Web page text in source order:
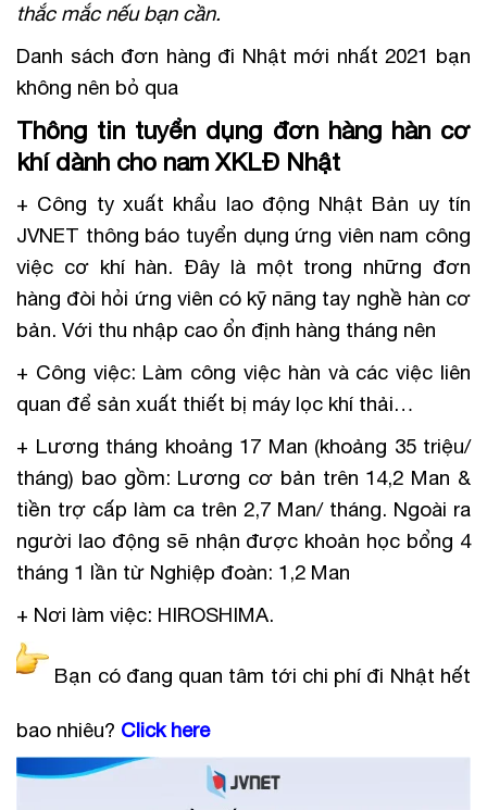
thắc mắc nếu bạn cần.
Danh sách đơn hàng đi Nhật mới nhất 2021 bạn
không nên bỏ qua
Thông tin tuyển dụng đơn hàng hàn cơ
khí dành cho nam XKLĐ Nhật
+ Công ty xuất khẩu lao động Nhật Bản uy tín
JVNET thông báo tuyển dụng ứng viên nam công
việc cơ khí hàn. Đây là một trong những đơn
hàng đòi hỏi ứng viên có kỹ năng tay nghề hàn cơ
bản. Với thu nhập cao ổn định hàng tháng nên
+ Công việc: Làm công việc hàn và các việc liên
quan để sản xuất thiết bị máy lọc khí thải…
+ Lương tháng khoảng 17 Man (khoảng 35 triệu/
tháng) bao gồm: Lương cơ bản trên 14,2 Man &
tiền trợ cấp làm ca trên 2,7 Man/ tháng. Ngoài ra
người lao động sẽ nhận được khoản học bổng 4
tháng 1 lần từ Nghiệp đoàn: 1,2 Man
+ Nơi làm việc: HIROSHIMA.
Bạn có đang quan tâm tới chi phí đi Nhật hết
bao nhiêu? Click here